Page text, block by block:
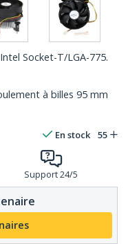
Socket-T/LGA-775.
à billes 95 mm
En stock 55
Support 24/5